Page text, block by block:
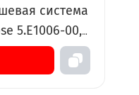
система
5.E1006-00,